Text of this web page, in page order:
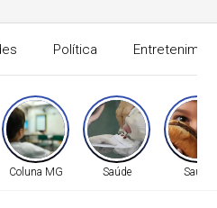
Política
Coluna MG Saúde Saúde